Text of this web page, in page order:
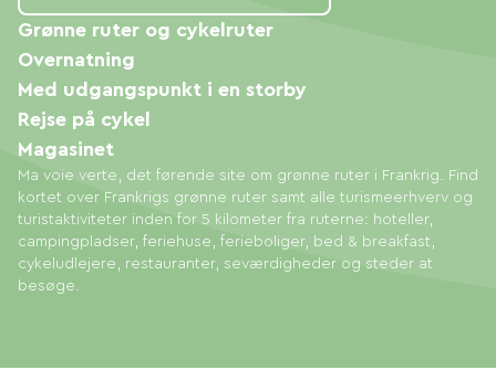
Ma voie verte, det førende site om grønne ruter i Frankrig. Find
kortet over Frankrigs grønne ruter samt alle turismeerhverv og
turistaktiviteter inden for 5 kilometer fra ruterne: hoteller,
campingpladser, feriehuse, ferieboliger, bed & breakfast,
cykeludlejere, restauranter, seværdigheder og steder at
besøge.
Grønne ruter og cykelruter
Overnatning
Med udgangspunkt i en storby
Rejse på cykel
Magasinet